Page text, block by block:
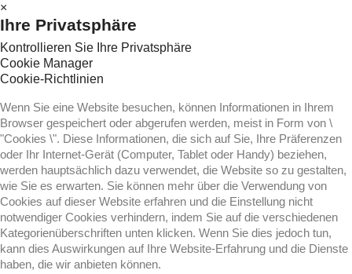
×
Ihre Privatsphäre
Kontrollieren Sie Ihre Privatsphäre
Cookie Manager
Cookie-Richtlinien
Wenn Sie eine Website besuchen, können Informationen in Ihrem
Browser gespeichert oder abgerufen werden, meist in Form von \
"Cookies \". Diese Informationen, die sich auf Sie, Ihre Präferenzen
oder Ihr Internet-Gerät (Computer, Tablet oder Handy) beziehen,
werden hauptsächlich dazu verwendet, die Website so zu gestalten,
wie Sie es erwarten. Sie können mehr über die Verwendung von
Cookies auf dieser Website erfahren und die Einstellung nicht
notwendiger Cookies verhindern, indem Sie auf die verschiedenen
Kategorienüberschriften unten klicken. Wenn Sie dies jedoch tun,
kann dies Auswirkungen auf Ihre Website-Erfahrung und die Dienste
haben, die wir anbieten können.